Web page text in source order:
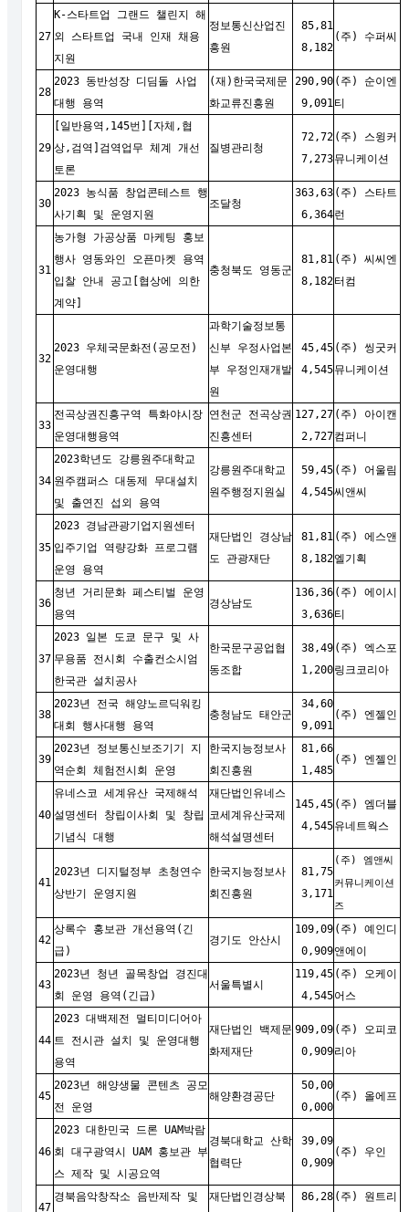
27
K-스타트업 그랜드 챌린지 해
외 스타트업 국내 인재 채용
지원
정보통신산업진
흥원
85,81
8,182
(주) 수퍼씨
28
2023 동반성장 디딤돌 사업
대행 용역
(재)한국국제문
화교류진흥원
290,90
9,091
(주) 순이엔
티
29
[일반용역,145번][자체,협
상,검역]검역업무 체계 개선
토론
질병관리청
72,72
7,273
(주) 스윙커
뮤니케이션
30
2023 농식품 창업콘테스트 행
사기획 및 운영지원
조달청
363,63
6,364
(주) 스타트
런
31
농가형 가공상품 마케팅 홍보
행사 영동와인 오픈마켓 용역
입찰 안내 공고[협상에 의한
계약]
충청북도 영동군
81,81
8,182
(주) 씨씨엔
터컴
32
2023 우체국문화전(공모전)
운영대행
과학기술정보통
신부 우정사업본
부 우정인재개발
원
45,45
4,545
(주) 씽굿커
뮤니케이션
33
전곡상권진흥구역 특화야시장
운영대행용역
연천군 전곡상권
진흥센터
127,27
2,727
(주) 아이캔
컴퍼니
34
2023학년도 강릉원주대학교
원주캠퍼스 대동제 무대설치
및 출연진 섭외 용역
강릉원주대학교
원주행정지원실
59,45
4,545
(주) 어울림
씨앤씨
35
2023 경남관광기업지원센터
입주기업 역량강화 프로그램
운영 용역
재단법인 경상남
도 관광재단
81,81
8,182
(주) 에스앤
엘기획
36
청년 거리문화 페스티벌 운영
용역
경상남도
136,36
3,636
(주) 에이시
티
37
2023 일본 도쿄 문구 및 사
무용품 전시회 수출컨소시엄
한국관 설치공사
한국문구공업협
동조합
38,49
1,200
(주) 엑스포
링크코리아
38
2023년 전국 해양노르딕워킹
대회 행사대행 용역
충청남도 태안군
34,60
9,091
(주) 엔젤인
39
2023년 정보통신보조기기 지
역순회 체험전시회 운영
한국지능정보사
회진흥원
81,66
1,485
(주) 엔젤인
40
유네스코 세계유산 국제해석
설명센터 창립이사회 및 창립
기념식 대행
재단법인유네스
코세계유산국제
해석설명센터
145,45
4,545
(주) 엠더블
유네트웍스
41
2023년 디지털정부 초청연수
상반기 운영지원
한국지능정보사
회진흥원
81,75
3,171
(주) 엠앤씨
커뮤니케이션
즈
42
상록수 홍보관 개선용역(긴
급)
경기도 안산시
109,09
0,909
(주) 예인디
앤에이
43
2023년 청년 골목창업 경진대
회 운영 용역(긴급)
서울특별시
119,45
4,545
( 주) 오케이
어스
44
2023 대백제전 멀티미디어아
트 전시관 설치 및 운영대행
용역
재단법인 백제문
화제재단
909,09
0,909
(주) 오피코
리아
45
2023년 해양생물 콘텐츠 공모
전 운영
해양환경공단
50,00
0,000
(주) 올에프
46
2023 대한민국 드론 UAM박람
회 대구광역시 UAM 홍보관 부
스 제작 및 시공요역
경북대학교 산학
협력단
39,09
0,909
(주) 우인
47
경북음악창작소 음반제작 및 재단법인경상북 86,28 (주) 원트리